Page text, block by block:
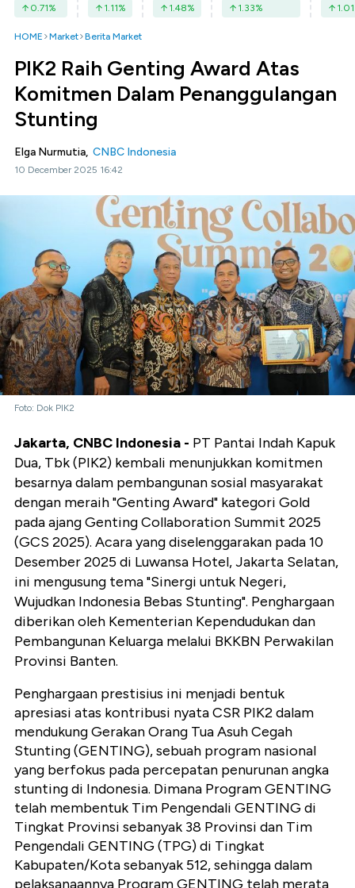
0.71% 1.11% 1.48% 1.33% 1.01
HOME Market Berita Market
PIK2 Raih Genting Award Atas
Komitmen Dalam Penanggulangan
Stunting
Elga Nurmutia, CNBC Indonesia
10 December 2025 16:42
Foto: Dok PIK2
Jakarta, CNBC Indonesia - PT Pantai Indah Kapuk
Dua, Tbk (PIK2) kembali menunjukkan komitmen
besarnya dalam pembangunan sosial masyarakat
dengan meraih "Genting Award" kategori Gold
pada ajang Genting Collaboration Summit 2025
(GCS 2025). Acara yang diselenggarakan pada 10
Desember 2025 di Luwansa Hotel, Jakarta Selatan,
ini mengusung tema "Sinergi untuk Negeri,
Wujudkan Indonesia Bebas Stunting". Penghargaan
diberikan oleh Kementerian Kependudukan dan
Pembangunan Keluarga melalui BKKBN Perwakilan
Provinsi Banten.
Penghargaan prestisius ini menjadi bentuk
apresiasi atas kontribusi nyata CSR PIK2 dalam
mendukung Gerakan Orang Tua Asuh Cegah
Stunting (GENTING), sebuah program nasional
yang berfokus pada percepatan penurunan angka
stunting di Indonesia. Dimana Program GENTING
telah membentuk Tim Pengendali GENTING di
Tingkat Provinsi sebanyak 38 Provinsi dan Tim
Pengendali GENTING (TPG) di Tingkat
Kabupaten/Kota sebanyak 512, sehingga dalam
pelaksanaannya Program GENTING telah merata